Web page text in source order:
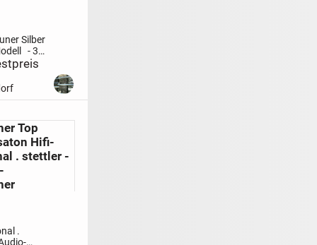
Silber
- 30
zum
Scannen
von bis
Top
Hifi-
. stettler -
.